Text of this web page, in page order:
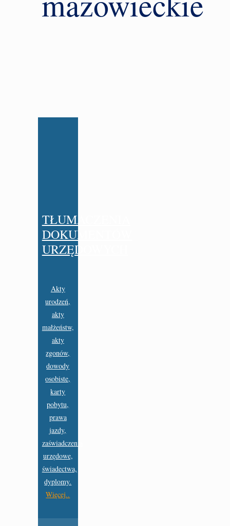
TŁUMACZENIA
DOKUMENTÓW
URZĘDOWYCH
Akty
urodzeń,
akty
małżeństw,
akty
zgonów,
dowody
osobiste,
karty
pobytu,
prawa
jazdy,
zaświadczenia
urzędowe,
świadectwa,
dyplomy.
Więcej..